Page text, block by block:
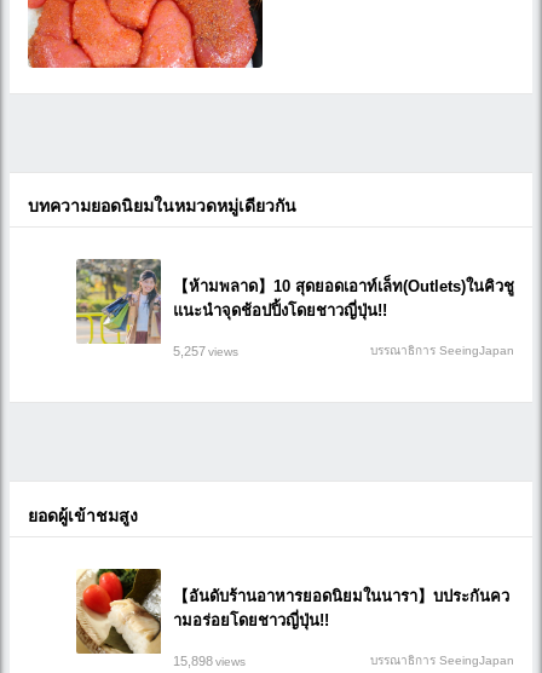
บทความยอดนิยมในหมวดหมู่เดียวกัน
【ห้ามพลาด】10 สุดยอดเอาท์เล็ท(Outlets)ในคิวชู
แนะนำจุดช้อปปิ้งโดยชาวญี่ปุ่น!!
5,257views บรรณาธิการ SeeingJapan
ยอดผู้เข้าชมสูง
【อันดับร้านอาหารยอดนิยมในนารา】บประกันคว
ามอร่อยโดยชาวญี่ปุ่น!!
15,898views บรรณาธิการ SeeingJapan